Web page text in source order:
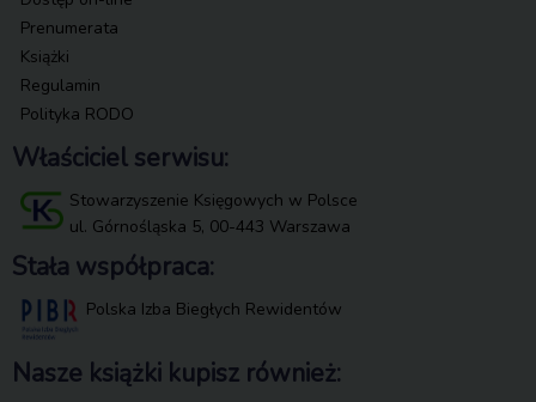
Prenumerata
Książki
Regulamin
Polityka RODO
Właściciel serwisu:
Stowarzyszenie Księgowych w Polsce
ul. Górnośląska 5, 00-443 Warszawa
Stała współpraca:
Polska Izba Biegłych Rewidentów
Nasze książki kupisz również: